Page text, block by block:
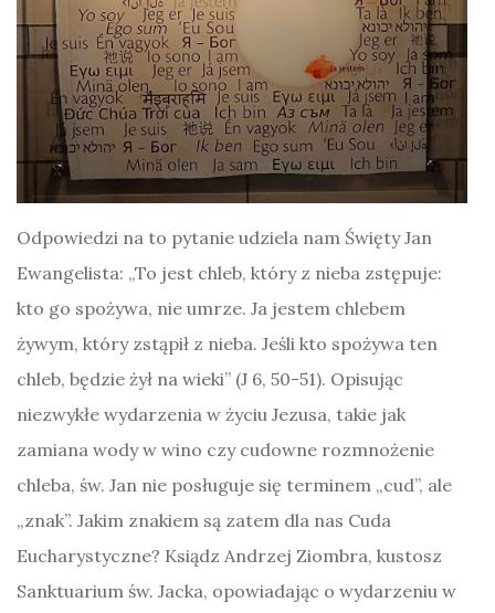
Odpowiedzi na to pytanie udziela nam Święty Jan
Ewangelista: „To jest chleb, który z nieba zstępuje:
kto go spożywa, nie umrze. Ja jestem chlebem
żywym, który zstąpił z nieba. Jeśli kto spożywa ten
chleb, będzie żył na wieki” (J 6, 50-51). Opisując
niezwykłe wydarzenia w życiu Jezusa, takie jak
zamiana wody w wino czy cudowne rozmnożenie
chleba, św. Jan nie posługuje się terminem „cud”, ale
„znak”. Jakim znakiem są zatem dla nas Cuda
Eucharystyczne? Ksiądz Andrzej Ziombra, kustosz
Sanktuarium św. Jacka, opowiadając o wydarzeniu w